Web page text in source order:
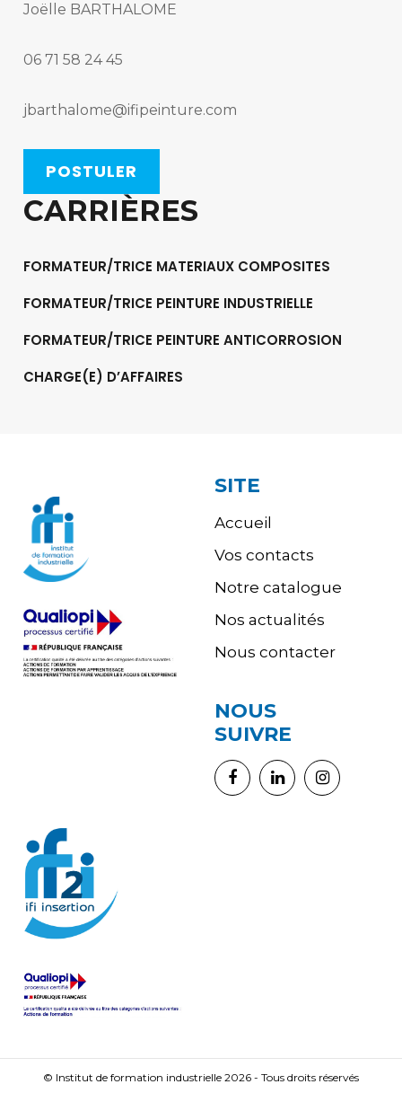
Joëlle BARTHALOME
06 71 58 24 45
jbarthalome@ifipeinture.com
POSTULER
CARRIÈRES
FORMATEUR/TRICE MATERIAUX COMPOSITES
FORMATEUR/TRICE PEINTURE INDUSTRIELLE
FORMATEUR/TRICE PEINTURE ANTICORROSION
CHARGE(E) D’AFFAIRES
SITE
Accueil
Vos contacts
Notre catalogue
Nos actualités
Nous contacter
NOUS
SUIVRE
© Institut de formation industrielle 2026 - Tous droits réservés